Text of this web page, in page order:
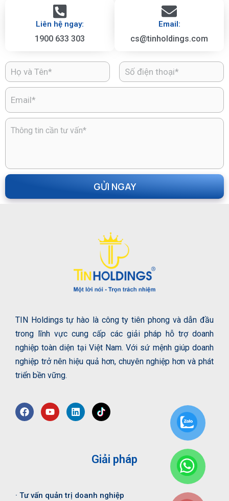
Liên hệ ngay:
1900 633 303
Email:
cs@tinholdings.com
TIN Holdings tự hào là công ty tiên phong và dẫn đầu
trong lĩnh vực cung cấp các giải pháp hỗ trợ doanh
nghiệp toàn diện tại Việt Nam. Với sứ mệnh giúp doanh
nghiệp trở nên hiệu quả hơn, chuyên nghiệp hơn và phát
triển bền vững.
Giải pháp
· Tư vấn quản trị doanh nghiệp